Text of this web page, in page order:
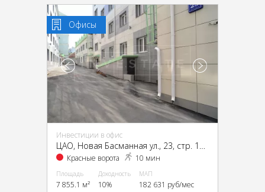
Офисы
Инвестиции в офис
Красные ворота 10 мин
Площадь
7 855.1 м²
Доходность
10%
МАП
182 631 руб/мес